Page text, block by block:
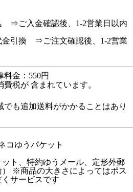
⇒ご入金確認後、1-2営業日以内
金引換 ⇒ご注文確認後、1-2営業
金：550円
費税が 含まれています。
でも追加送料がかかることはあり
コゆうパケット
ット、特約ゆうメール、定形外郵
※商品の大きさによってはポス
くサービスです